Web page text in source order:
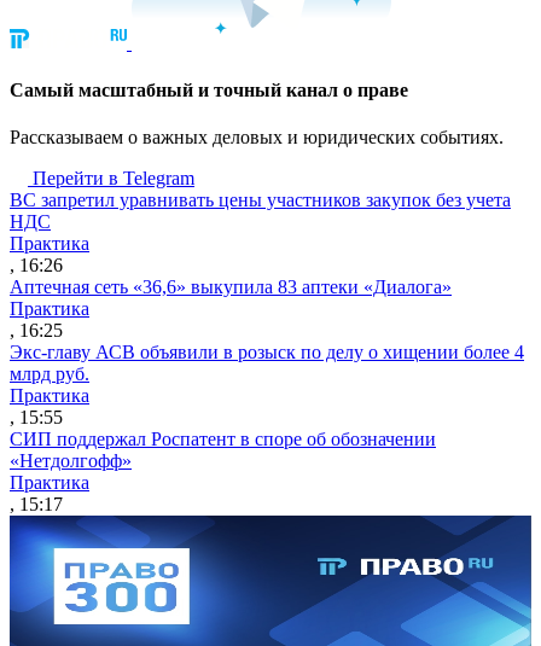
Cамый масштабный и точный канал о праве
Рассказываем о важных деловых и юридических событиях.
Перейти в Telegram
ВС запретил уравнивать цены участников закупок без учета
НДС
Практика
, 16:26
Аптечная сеть «36,6» выкупила 83 аптеки «Диалога»
Практика
, 16:25
Экс-главу АСВ объявили в розыск по делу о хищении более 4
млрд руб.
Практика
, 15:55
СИП поддержал Роспатент в споре об обозначении
«Нетдолгофф»
Практика
, 15:17